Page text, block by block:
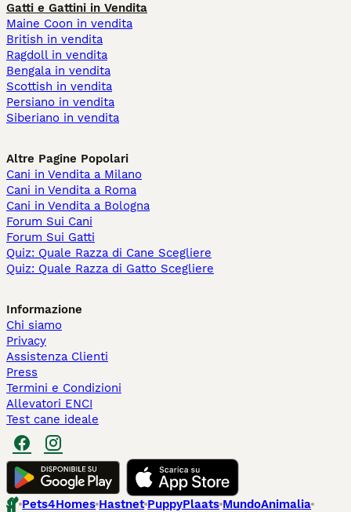
Gatti e Gattini in Vendita
Maine Coon in vendita
British in vendita
Ragdoll in vendita
Bengala in vendita
Scottish in vendita
Persiano in vendita
Siberiano in vendita
Altre Pagine Popolari
Cani in Vendita a Milano
Cani in Vendita a Roma
Cani in Vendita a Bologna
Forum Sui Cani
Forum Sui Gatti
Quiz: Quale Razza di Cane Scegliere
Quiz: Quale Razza di Gatto Scegliere
Informazione
Chi siamo
Privacy
Assistenza Clienti
Press
Termini e Condizioni
Allevatori ENCI
Test cane ideale
Pets4Homes Hastnet PuppyPlaats MundoAnimalia